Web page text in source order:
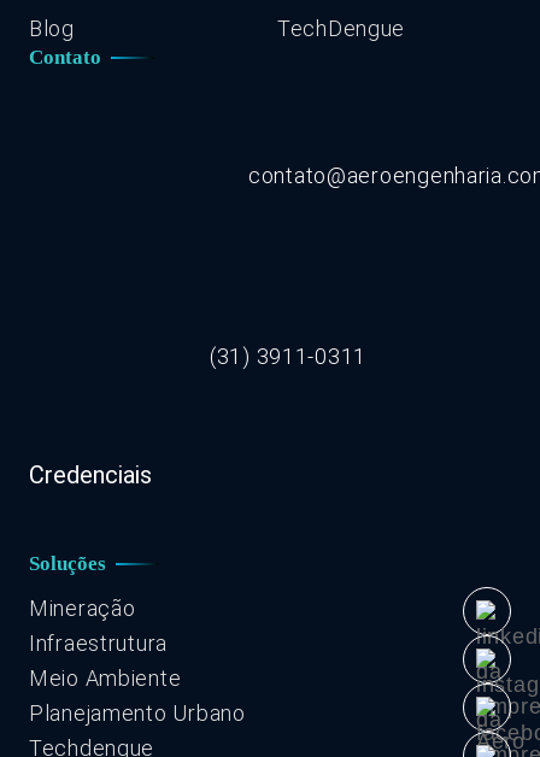
Blog
TechDengue
Contato
(31) 3911-0311
Credenciais
Soluções
Mineração
Infraestrutura
Meio Ambiente
Planejamento Urbano
Techdengue